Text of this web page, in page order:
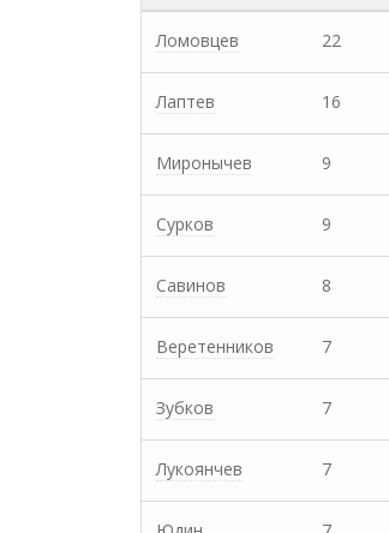
Ломовцев 22
Лаптев 16
Миронычев 9
Сурков 9
Савинов 8
Веретенников 7
Зубков 7
Лукоянчев 7